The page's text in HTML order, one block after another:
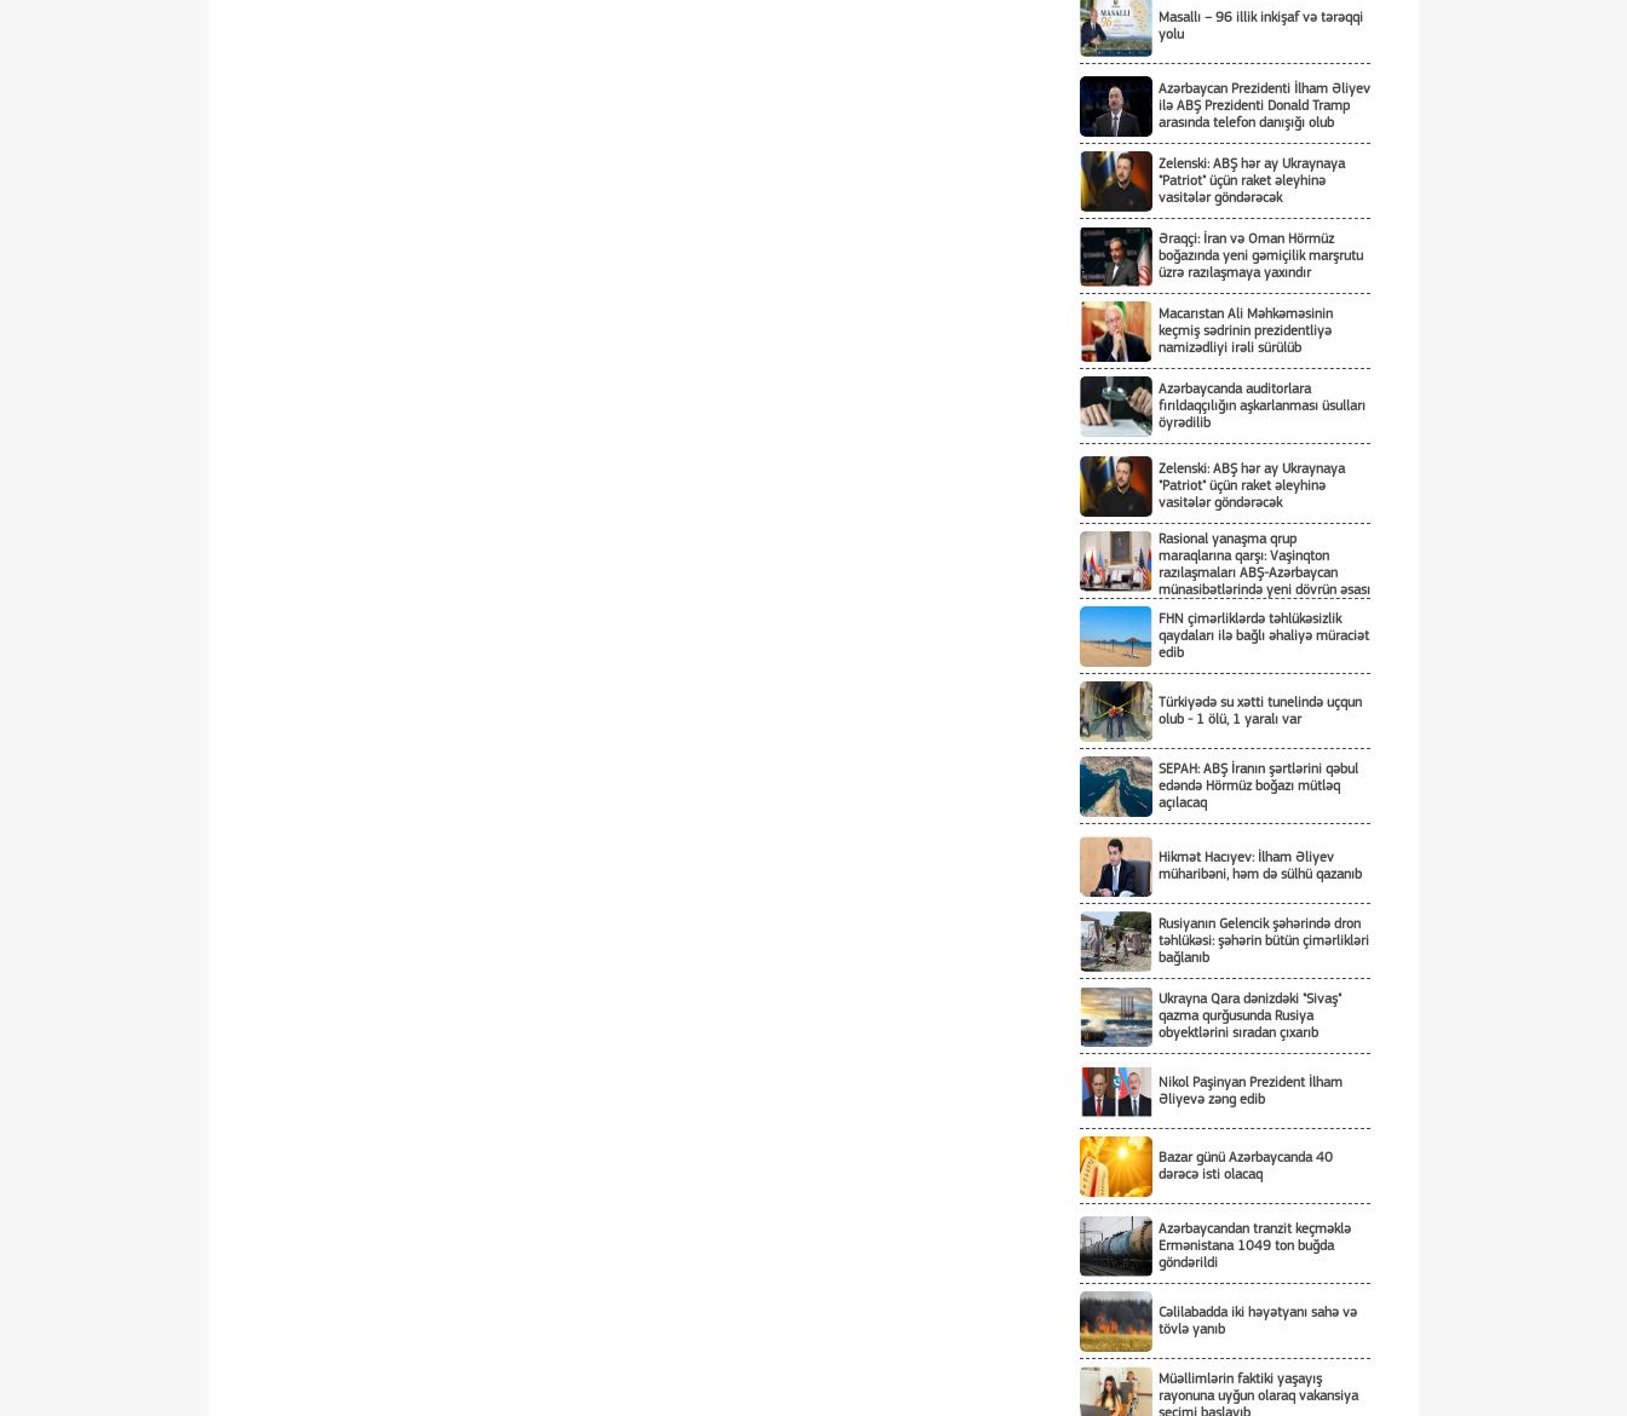
Masallı – 96 illik inkişaf və tərəqqi
yolu
Azərbaycan Prezidenti İlham Əliyev
ilə ABŞ Prezidenti Donald Tramp
arasında telefon danışığı olub
Zelenski: ABŞ hər ay Ukraynaya
"Patriot" üçün raket əleyhinə
vasitələr göndərəcək
Əraqçi: İran və Oman Hörmüz
boğazında yeni gəmiçilik marşrutu
üzrə razılaşmaya yaxındır
Macarıstan Ali Məhkəməsinin
keçmiş sədrinin prezidentliyə
namizədliyi irəli sürülüb
Azərbaycanda auditorlara
fırıldaqçılığın aşkarlanması üsulları
öyrədilib
Zelenski: ABŞ hər ay Ukraynaya
"Patriot" üçün raket əleyhinə
vasitələr göndərəcək
Rasional yanaşma qrup
maraqlarına qarşı: Vaşinqton
razılaşmaları ABŞ-Azərbaycan
münasibətlərində yeni dövrün əsası
FHN çimərliklərdə təhlükəsizlik
qaydaları ilə bağlı əhaliyə müraciət
edib
Türkiyədə su xətti tunelində uçqun
olub - 1 ölü, 1 yaralı var
SEPAH: ABŞ İranın şərtlərini qəbul
edəndə Hörmüz boğazı mütləq
açılacaq
Hikmət Hacıyev: İlham Əliyev
müharibəni, həm də sülhü qazanıb
Rusiyanın Gelencik şəhərində dron
təhlükəsi: şəhərin bütün çimərlikləri
bağlanıb
Ukrayna Qara dənizdəki "Sivaş"
qazma qurğusunda Rusiya
obyektlərini sıradan çıxarıb
Nikol Paşinyan Prezident İlham
Əliyevə zəng edib
Bazar günü Azərbaycanda 40
dərəcə isti olacaq
Azərbaycandan tranzit keçməklə
Ermənistana 1049 ton buğda
göndərildi
Cəlilabadda iki həyətyanı sahə və
tövlə yanıb
Müəllimlərin faktiki yaşayış
rayonuna uyğun olaraq vakansiya